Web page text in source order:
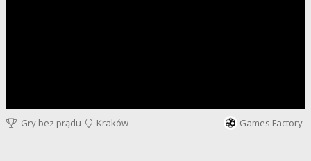
Gry bez prądu Kraków Games Factory